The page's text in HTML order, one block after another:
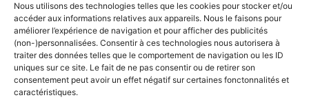
Nous utilisons des technologies telles que les cookies pour stocker et/ou
accéder aux informations relatives aux appareils. Nous le faisons pour
améliorer l’expérience de navigation et pour afficher des publicités
(non-)personnalisées. Consentir à ces technologies nous autorisera à
traiter des données telles que le comportement de navigation ou les ID
uniques sur ce site. Le fait de ne pas consentir ou de retirer son
consentement peut avoir un effet négatif sur certaines fonctonnalités et
caractéristiques.
Blog
Outils généalogiques
Contact
Plan du site
Mentions légales